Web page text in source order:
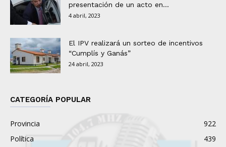
presentación de un acto en...
4 abril, 2023
El IPV realizará un sorteo de incentivos
“Cumplís y Ganás”
24 abril, 2023
CATEGORÍA POPULAR
Provincia
922
Política
439